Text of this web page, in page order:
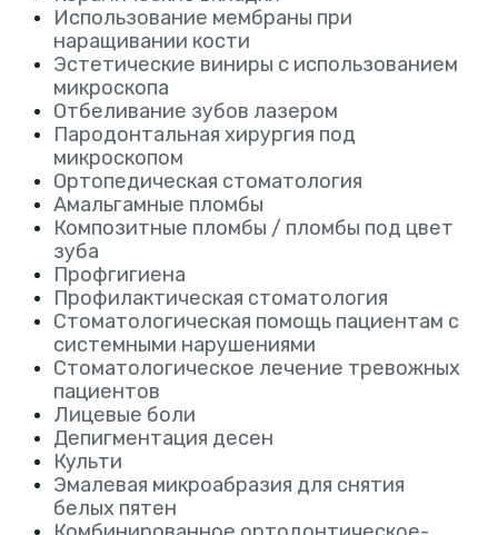
Использование мембраны при
наращивании кости
Эстетические виниры с использованием
микроскопа
Отбеливание зубов лазером
Пародонтальная хирургия под
микроскопом
Ортопедическая стоматология
Амальгамные пломбы
Композитные пломбы / пломбы под цвет
зуба
Профгигиена
Профилактическая стоматология
Стоматологическая помощь пациентам с
системными нарушениями
Стоматологическое лечение тревожных
пациентов
Лицевые боли
Депигментация десен
Культи
Эмалевая микроабразия для снятия
белых пятен